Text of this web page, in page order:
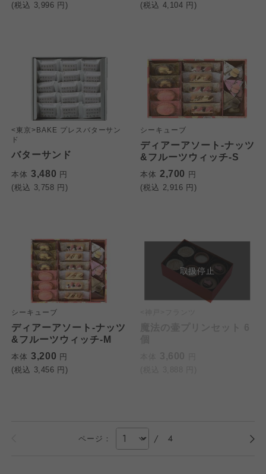
(税込 3,996 円)
(税込 4,104 円)
<東京>BAKE プレスバターサン
ド
バターサンド
本体 3,480 円
(税込 3,758 円)
シーキューブ
ディアーアソート-ナッツ
&フルーツウィッチ-S
本体 2,700 円
(税込 2,916 円)
シーキューブ
ディアーアソート-ナッツ
&フルーツウィッチ-M
本体 3,200 円
(税込 3,456 円)
取扱停止
ページ： / 4